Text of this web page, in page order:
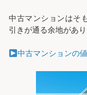
中古マンションはそ
引きが通る余地があり
中古マンションの